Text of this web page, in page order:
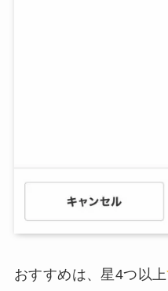
おすすめは、星4つ以上